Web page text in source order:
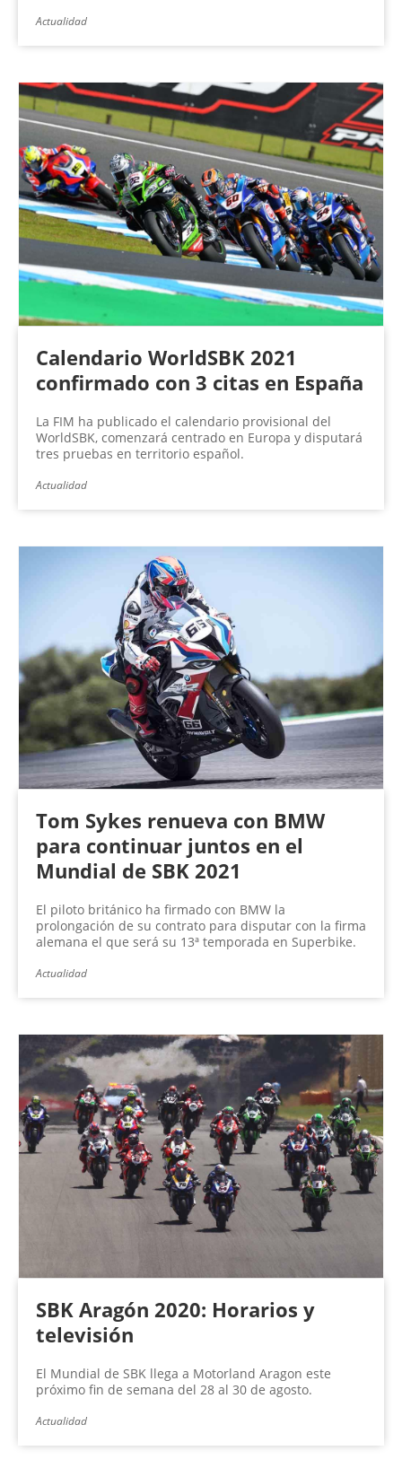
Actualidad
Calendario WorldSBK 2021
confirmado con 3 citas en España
La FIM ha publicado el calendario provisional del
WorldSBK, comenzará centrado en Europa y disputará
tres pruebas en territorio español.
Actualidad
Tom Sykes renueva con BMW
para continuar juntos en el
Mundial de SBK 2021
El piloto británico ha firmado con BMW la
prolongación de su contrato para disputar con la firma
alemana el que será su 13ª temporada en Superbike.
Actualidad
SBK Aragón 2020: Horarios y
televisión
El Mundial de SBK llega a Motorland Aragon este
próximo fin de semana del 28 al 30 de agosto.
Actualidad